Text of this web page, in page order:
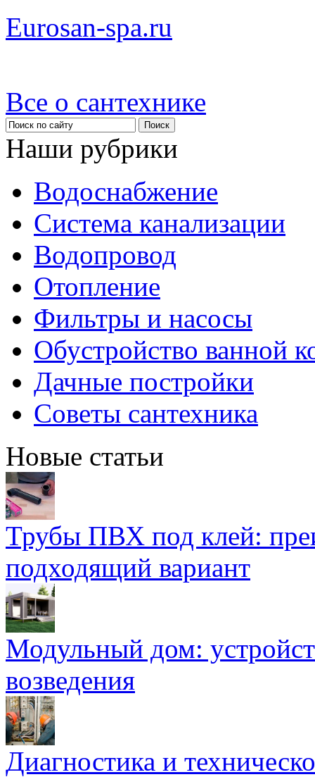
Eurosan-spa.ru
Все о сантехнике
Наши рубрики
Водоснабжение
Система канализации
Водопровод
Отопление
Фильтры и насосы
Обустройство ванной
Дачные постройки
Советы сантехника
Новые статьи
Трубы ПВХ под клей:
подходящий вариант
Модульный дом:
возведения
Диагностика и